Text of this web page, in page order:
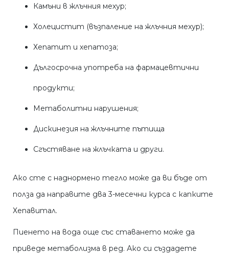
Камъни в жлъчния мехур;
Холецистит (възпаление на жлъчния мехур);
Хепатит и хепатоза;
Дългосрочна употреба на фармацевтични
продукти;
Метаболитни нарушения;
Дискинезия на жлъчните пътища
Сгъстяване на жлъчката и други.
Ако сте с наднормено тегло може да ви бъде от
полза да направите два 3-месечни курса с капките
Хепавитал.
Пиенето на вода още със ставането може да
приведе метаболизма в ред. Ако си създадете